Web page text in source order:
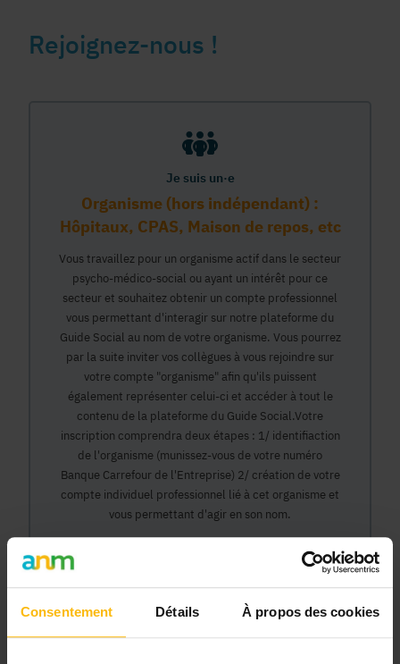
Consentement Détails À propos des cookies
Rejoignez-nous !
Je suis un·e
Organisme (hors indépendant) :
Hôpitaux, CPAS, Maison de repos, etc
Vous travaillez pour un organisme actif dans le secteur
psycho-médico-social ou ayant un intérêt pour ce
secteur et souhaitez obtenir un compte professionnel
vous permettant d'interagir sur notre plateforme du
Guide Social au nom de votre organisme. Vous pourrez
par la suite inviter vos collègues à vous rejoindre sur
votre compte "organisme" afin qu'ils puissent
également représenter celui-ci et accéder à tout le
contenu de la plateforme du Guide Social.Votre
inscription comprendra deux étapes : 1/ identifiaction
de l'organisme (munissez-vous de votre numéro
Banque Carrefour de l'Entreprise) 2/ création de votre
compte individuel professionnel lié à cet organisme et
vous permettant d'agir en son nom.